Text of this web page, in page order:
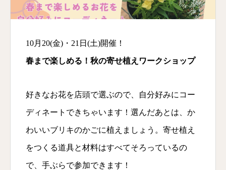
10月20(金)・21日(土)開催！
春まで楽しめる！秋の寄せ植えワークショップ
好きなお花を店頭で選ぶので、自分好みにコー
ディネートできちゃいます！選んだあとは、か
わいいブリキのかごに植えましょう。寄せ植え
をつくる道具と材料はすべてそろっているの
で、手ぶらで参加できます！